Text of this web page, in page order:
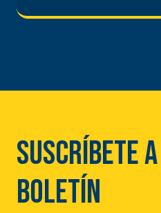
Suscríbete
boletín